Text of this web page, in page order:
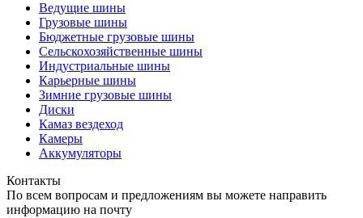
Ведущие шины
Грузовые шины
Бюджетные грузовые шины
Сельскохозяйственные шины
Индустриальные шины
Карьерные шины
Зимние грузовые шины
Диски
Камаз вездеход
Камеры
Аккумуляторы
Контакты
По всем вопросам и предложениям вы можете направить
информацию на почту